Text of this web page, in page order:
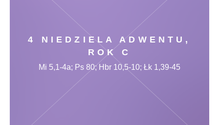
4 NIEDZIELA ADWENTU,
ROK C
Mi 5,1-4a; Ps 80; Hbr 10,5-10; Łk 1,39-45